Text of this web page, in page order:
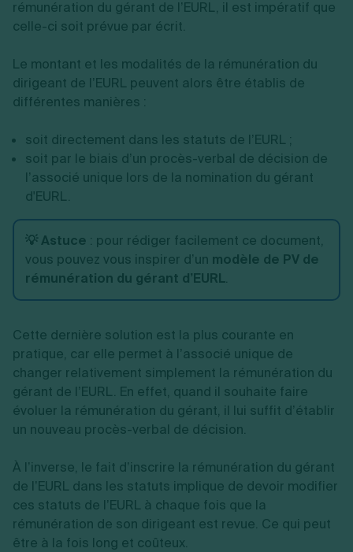
rémunération du gérant de l’EURL, il est impératif que
celle-ci soit prévue par écrit.
Le montant et les modalités de la rémunération du
dirigeant de l’EURL peuvent alors être établis de
différentes manières :
soit directement dans les statuts de l’EURL ;
soit par le biais d’un procès-verbal de décision de
l’associé unique lors de la nomination du gérant
d'EURL.
💡 Astuce : pour rédiger facilement ce document,
vous pouvez vous inspirer d’un modèle de PV de
rémunération du gérant d’EURL.
Cette dernière solution est la plus courante en
pratique, car elle permet à l’associé unique de
changer relativement simplement la rémunération du
gérant de l’EURL. En effet, quand il souhaite faire
évoluer la rémunération du gérant, il lui suffit d’établir
un nouveau procès-verbal de décision.
À l’inverse, le fait d’inscrire la rémunération du gérant
de l’EURL dans les statuts implique de devoir modifier
ces statuts de l’EURL à chaque fois que la
rémunération de son dirigeant est revue. Ce qui peut
être à la fois long et coûteux.